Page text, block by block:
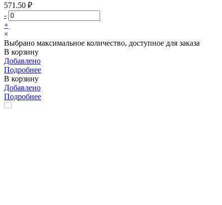
571.50 ₽
-
+
×
Выбрано максимальное количество, доступное для заказа
В корзину
Добавлено
Подробнее
В корзину
Добавлено
Подробнее